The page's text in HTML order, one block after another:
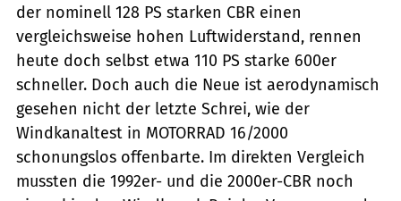
der nominell 128 PS starken CBR einen
vergleichsweise hohen Luftwiderstand, rennen
heute doch selbst etwa 110 PS starke 600er
schneller. Doch auch die Neue ist aerodynamisch
gesehen nicht der letzte Schrei, wie der
Windkanaltest in MOTORRAD 16/2000
schonungslos offenbarte. Im direkten Vergleich
mussten die 1992er- und die 2000er-CBR noch